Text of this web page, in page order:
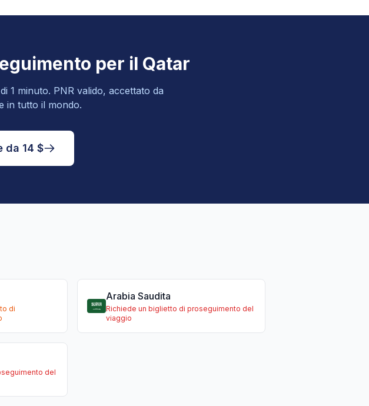
per il Qatar
1 minuto. PNR valido, accettato da
in tutto il mondo.
da 14 $
di
Arabia Saudita
Richiede un biglietto di proseguimento del
viaggio
del